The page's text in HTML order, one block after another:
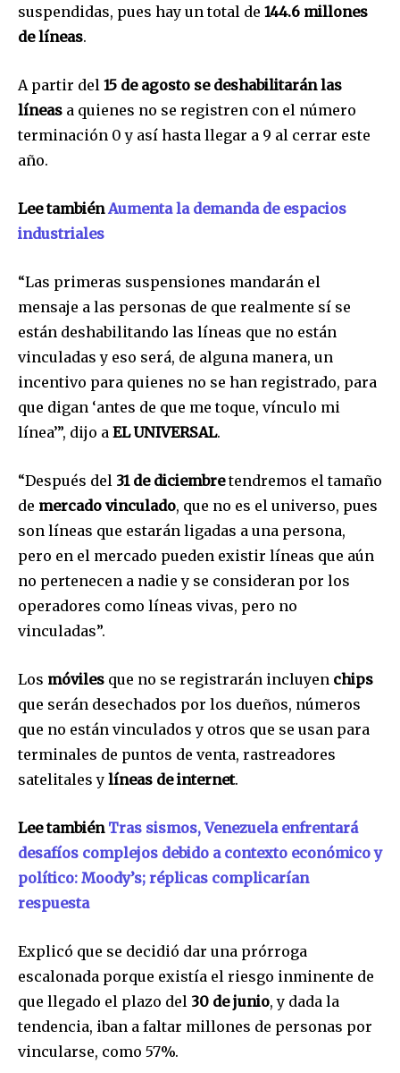
suspendidas, pues hay un total de 144.6 millones
de líneas.
A partir del 15 de agosto se deshabilitarán las
líneas a quienes no se registren con el número
terminación 0 y así hasta llegar a 9 al cerrar este
año.
Lee tambiénAumenta la demanda de espacios
industriales
“Las primeras suspensiones mandarán el
mensaje a las personas de que realmente sí se
están deshabilitando las líneas que no están
vinculadas y eso será, de alguna manera, un
incentivo para quienes no se han registrado, para
que digan ‘antes de que me toque, vínculo mi
línea’”, dijo a EL UNIVERSAL.
“Después del 31 de diciembretendremos el tamaño
de mercado vinculado, que no es el universo, pues
son líneas que estarán ligadas a una persona,
pero en el mercado pueden existir líneas que aún
no pertenecen a nadie y se consideran por los
operadores como líneas vivas, pero no
vinculadas”.
Los móviles que no se registrarán incluyen chips
que serán desechados por los dueños, números
que no están vinculados y otros que se usan para
terminales de puntos de venta, rastreadores
satelitales y líneas de internet.
Lee también Tras sismos, Venezuela enfrentará
desafíos complejos debido a contexto económico y
político: Moody’s; réplicas complicarían
respuesta
Explicó que se decidió dar una prórroga
escalonada porque existía el riesgo inminente de
que llegado el plazo del 30 de junio, y dada la
tendencia, iban a faltar millones de personas por
vincularse, como 57%.